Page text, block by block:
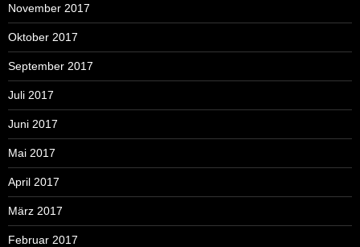
November 2017
Oktober 2017
September 2017
Juli 2017
Juni 2017
Mai 2017
April 2017
März 2017
Februar 2017